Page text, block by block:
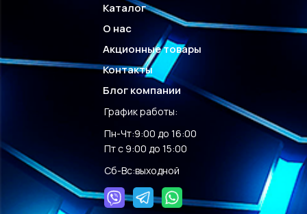
Каталог
О нас
Акционные товары
Контакты
Блог компании
График работы:
Пн-Чт:9:00 до 16:00
Пт с 9:00 до 15:00
Сб-Вс:выходной